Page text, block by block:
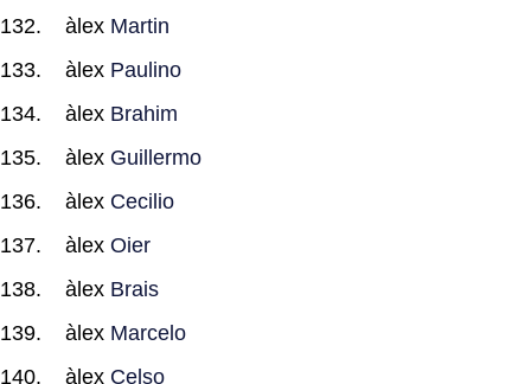
àlex Martin
àlex Paulino
àlex Brahim
àlex Guillermo
àlex Cecilio
àlex Oier
àlex Brais
àlex Marcelo
àlex Celso